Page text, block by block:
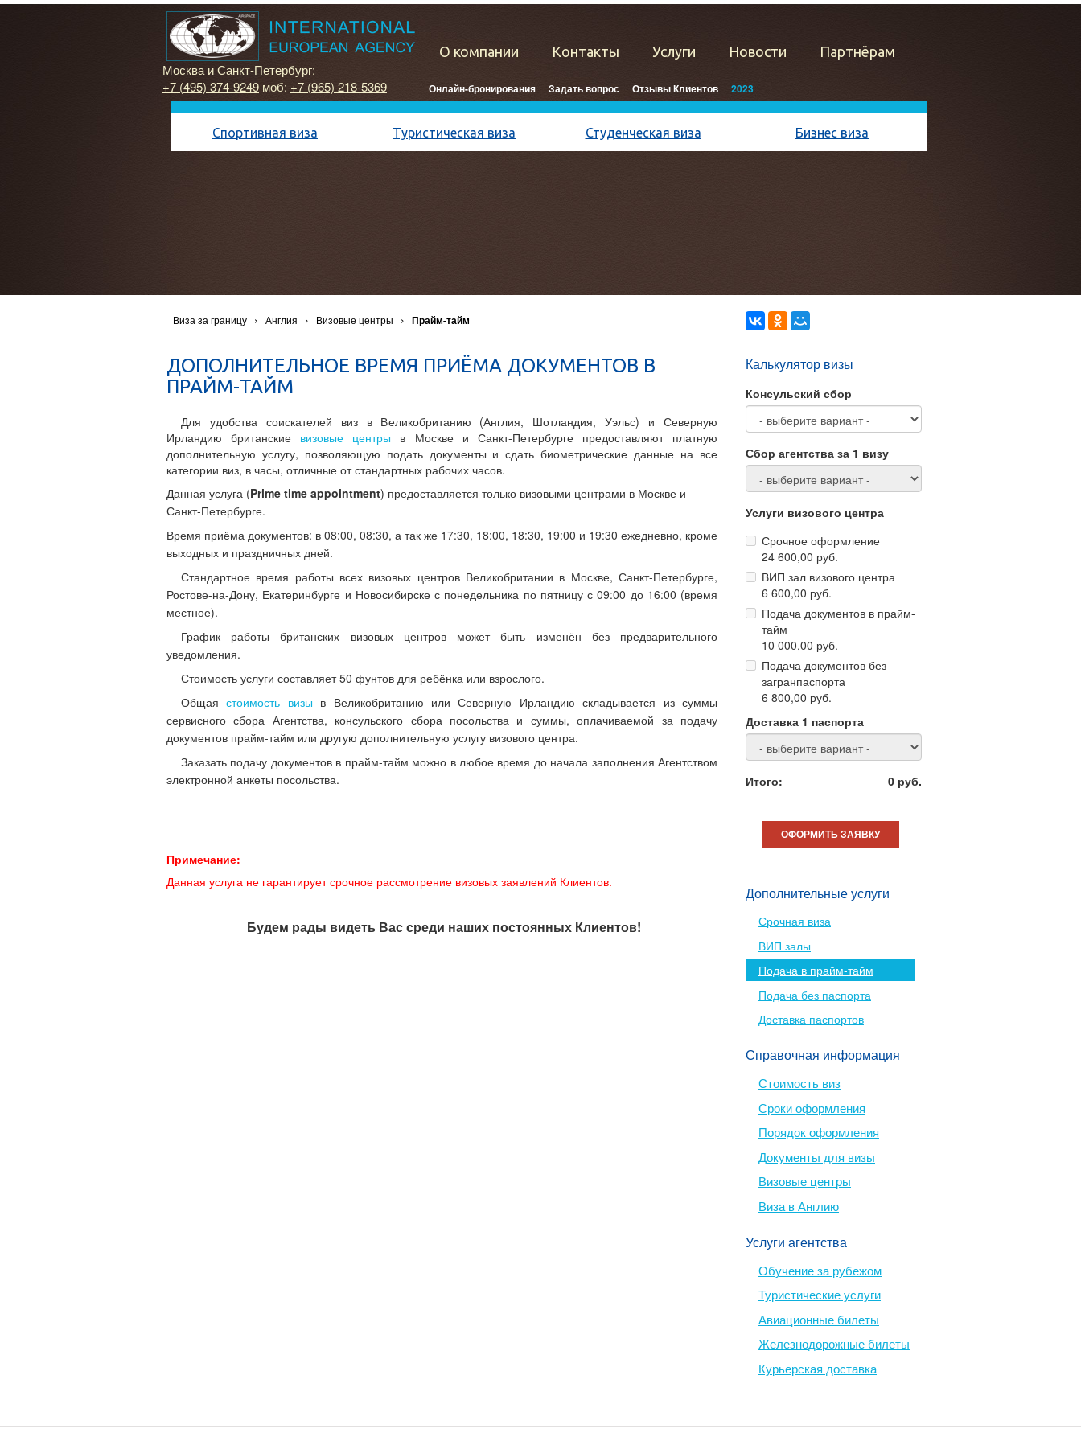
Москва и Санкт-Петербург:
+7 (495) 374-9249 моб: +7 (965) 218-5369
О компании Контакты Услуги Новости Партнёрам
Онлайн-бронирования Задать вопрос Отзывы Клиентов 2023
Спортивная виза Туристическая виза Студенческая виза Бизнес виза
Виза за границу › Англия › Визовые центры › Прайм-тайм
ДОПОЛНИТЕЛЬНОЕ ВРЕМЯ ПРИЁМА ДОКУМЕНТОВ В
ПРАЙМ-ТАЙМ
Для удобства соискателей виз в Великобританию (Англия, Шотландия, Уэльс) и Северную
Ирландию британские визовые центры в Москве и Санкт-Петербурге предоставляют платную
дополнительную услугу, позволяющую подать документы и сдать биометрические данные на все
категории виз, в часы, отличные от стандартных рабочих часов.
Данная услуга (Prime time appointment) предоставляется только визовыми центрами в Москве и
Санкт-Петербурге.
Время приёма документов: в 08:00, 08:30, а так же 17:30, 18:00, 18:30, 19:00 и 19:30 ежедневно, кроме
выходных и праздничных дней.
Стандартное время работы всех визовых центров Великобритании в Москве, Санкт-Петербурге,
Ростове-на-Дону, Екатеринбурге и Новосибирске с понедельника по пятницу с 09:00 до 16:00 (время
местное).
График работы британских визовых центров может быть изменён без предварительного
уведомления.
Стоимость услуги составляет 50 фунтов для ребёнка или взрослого.
Общаястоимость визы в Великобританию или Северную Ирландию складывается из суммы
сервисного сбора Агентства, консульского сбора посольства и суммы, оплачиваемой за подачу
документов прайм-тайм или другую дополнительную услугу визового центра.
Заказать подачу документов в прайм-тайм можно в любое время до начала заполнения Агентством
электронной анкеты посольства.
Примечание:
Данная услуга не гарантирует срочное рассмотрение визовых заявлений Клиентов.
Будем рады видеть Вас среди наших постоянных Клиентов!
Калькулятор визы
Консульский сбор
Сбор агентства за 1 визу
Услуги визового центра
Срочное оформление
24 600,00 руб.
ВИП зал визового центра
6 600,00 руб.
Подача документов в прайм-
тайм
10 000,00 руб.
Подача документов без
загранпаспорта
6 800,00 руб.
Доставка 1 паспорта
Итого: 0 руб.
ОФОРМИТЬ ЗАЯВКУ
Дополнительные услуги
Срочная виза
ВИП залы
Подача в прайм-тайм
Подача без паспорта
Доставка паспортов
Справочная информация
Стоимость виз
Сроки оформления
Порядок оформления
Документы для визы
Визовые центры
Виза в Англию
Услуги агентства
Обучение за рубежом
Туристические услуги
Авиационные билеты
Железнодорожные билеты
Курьерская доставка